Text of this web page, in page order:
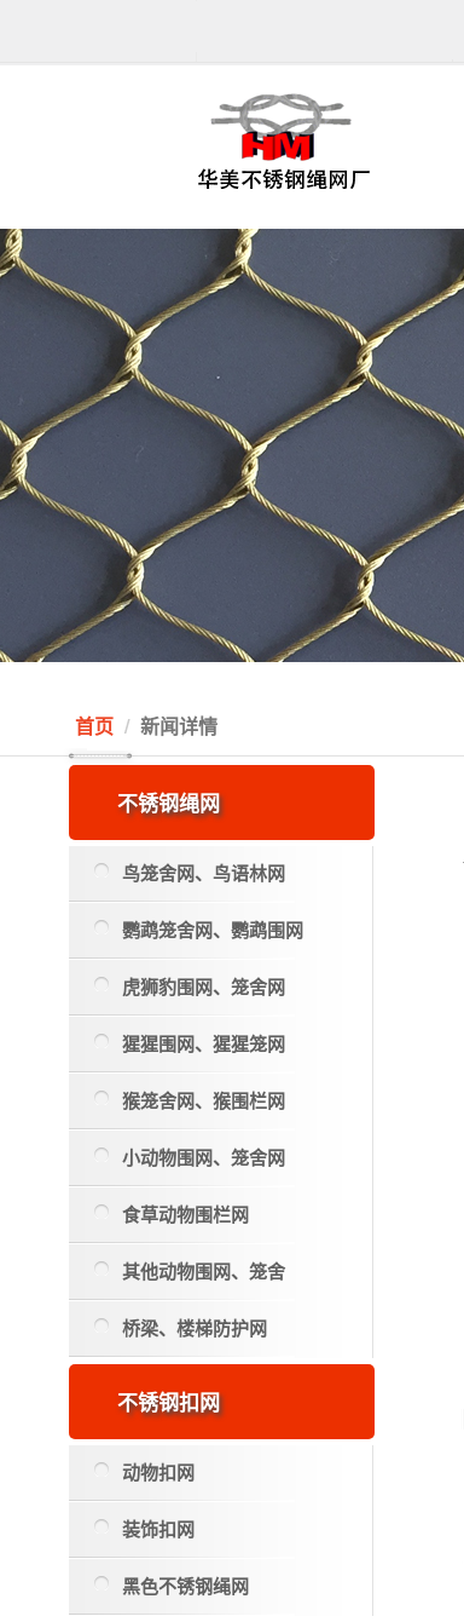
首页 新闻详情
不锈钢绳网
鸟笼舍网、鸟语林网
鹦鹉笼舍网、鹦鹉围网
虎狮豹围网、笼舍网
猩猩围网、猩猩笼网
猴笼舍网、猴围栏网
小动物围网、笼舍网
食草动物围栏网
其他动物围网、笼舍
桥梁、楼梯防护网
不锈钢扣网
动物扣网
装饰扣网
黑色不锈钢绳网